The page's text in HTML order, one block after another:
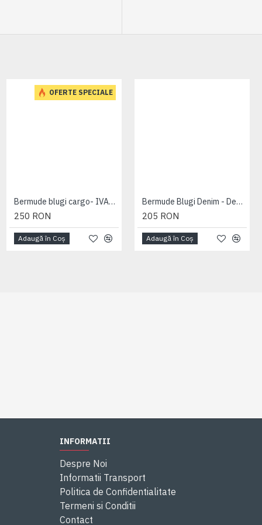
OFERTE SPECIALE
Bermude blugi cargo- IVAN DARK USED - 2XL 3XL 4XL 5XL 6XL 7XL
250 RON
Adaugă în Coş
Bermude Blugi Denim - Denim Cargo Shorts - 2XL 3XL 4XL 5XL 6XL 7XL
205 RON
Adaugă în Coş
INFORMATII
Despre Noi
Informatii Transport
Politica de Confidentialitate
Termeni si Conditii
Contact